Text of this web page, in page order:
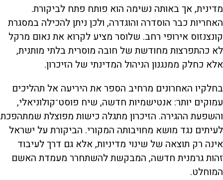
מדינית, אך באותה נשימה הוא פותח פתח לביקורת.
האחריות כבר הוסדרה והוגדרה, ולכן ניתן להכילה במסגרת
קונצנזוס אירופי רחב. שלוסר מציע לקרוא את נאום מרקל
לא כהתפרצות מחודשת של חובה מוסרית בלתי מותנית,
אלא כחלק ממנגנון הניהול המדינתי של הזיכרון.
בחלקיו האחרונים מרחיב הספר את היריעה אל תהליכים
עמוקים יותר: אנטישמיות חדשה, שיח פוסט־קולוניאלי,
והשפעת ההגירה. הזיכרון מתגלה כישות מפוצלת שמתהפכת
לעיתים נגד מושא מחויבותה המקורי. הביקורת על ישראל
אינה רק תוצאה של שינוי מדיניות, אלא גם דרך לעיבוד
זהות גרמנית חדשה, המבקשת להשתחרר מעמדת האשם
המוחלט.